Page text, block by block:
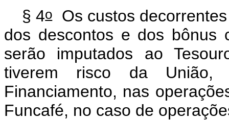
§ 4oOs custos decorrentes
dos descontos e dos bônus
serão imputados ao
tiverem risco da União,
Financiamento, nas
Funcafé, no caso de